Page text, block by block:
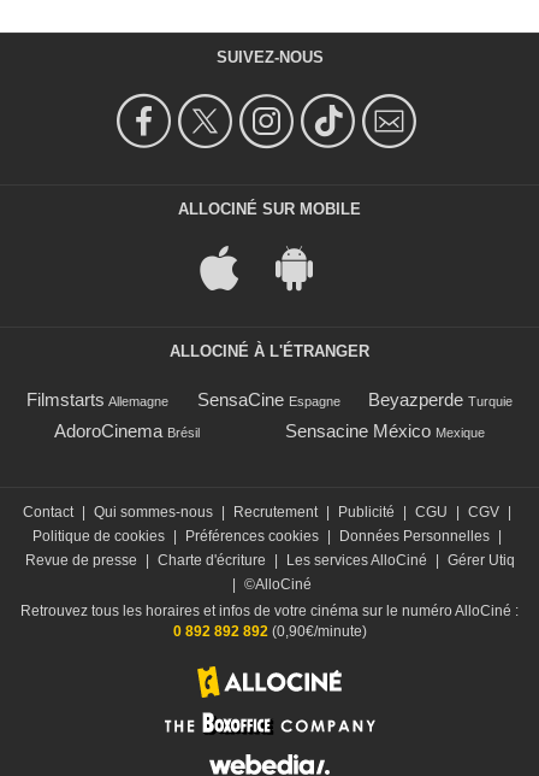
SUIVEZ-NOUS
ALLOCINÉ SUR MOBILE
ALLOCINÉ À L'ÉTRANGER
Filmstarts Allemagne SensaCine Espagne Beyazperde Turquie
AdoroCinema Brésil Sensacine México Mexique
Contact | Qui sommes-nous | Recrutement | Publicité | CGU | CGV |
Politique de cookies | Préférences cookies | Données Personnelles |
Revue de presse
| Charte d'écriture | Les services AlloCiné | Gérer Utiq
| ©AlloCiné
Retrouvez tous les horaires et infos de votre cinéma sur le numéro AlloCiné :
0 892 892 892 (0,90€/minute)